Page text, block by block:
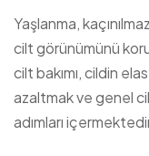
Yaşlanma,
cilt görünümünü
cilt bakımı, cildin
azaltmak ve genel
adımları